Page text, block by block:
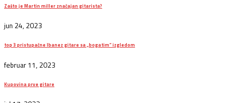
Zašto je Martin miller značajan gitarista?
jun 24, 2023
top 3 pristupačne Ibanez gitare sa „bogatim“ izgledom
februar 11, 2023
Kupovina prve gitare